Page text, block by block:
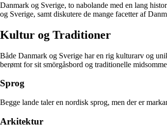
Danmark og Sverige, to nabolande med en lang
og Sverige, samt diskutere de mange facetter af
Kultur og Traditioner
Både Danmark og Sverige har en rig kulturarv og
berømt for sit smörgåsbord og traditionelle
Sprog
Begge lande taler en nordisk sprog, men der er
Arkitektur